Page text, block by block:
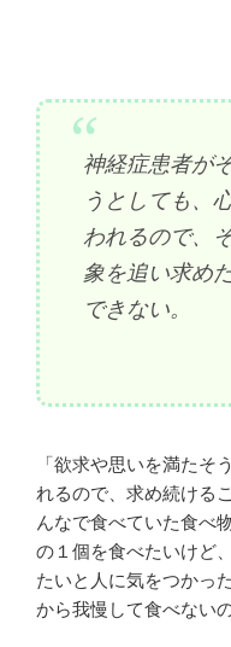
神経症患者が
うとしても、
われるので、
象を追い求め
できない。
「欲求や思いを満たそ
れるので、求め続ける
んなで食べていた食べ
の１個を食べたいけど
たいと人に気をつかっ
から我慢して食べない